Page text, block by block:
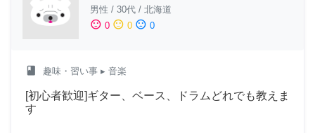
男性 / 30代 / 北海道
sentiment_satisfied 0 sentiment_neutral 0 sentiment_dissatisfied 0
class 趣味・習い事 ▸ 音楽
[初心者歓迎]ギター、ベース、ドラムどれでも教えま
す